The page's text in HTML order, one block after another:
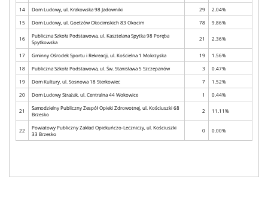
14
Dom Ludowy, ul. Krakowska 98 Jadowniki 29
2.04%
15
Dom Ludowy, ul. Goetzów Okocimskich 83 Okocim 78 9.86%
16
Publiczna Szkoła Podstawowa, ul. Kasztelana Spytka 98 Poręba
Spytkowska
21 2.36%
17 Gminny Ośrodek Sportu i Rekreacji, ul. Kościelna 1 Mokrzyska 19
1.56%
18
Publiczna Szkoła Podstawowa, ul. Św. Stanisława 5 Szczepanów 3
0.47%
19
Dom Kultury, ul. Sosnowa 18 Sterkowiec 7
1.52%
20
Dom Ludowy Strażak, ul. Centralna 44 Wokowice 1 0.44%
21
Samodzielny Publiczny Zespół Opieki Zdrowotnej, ul. Kościuszki 68
Brzesko
2 11.11%
22
Powiatowy Publiczny Zakład Opiekuńczo-Leczniczy, ul. Kościuszki
33 Brzesko
0 0.00%